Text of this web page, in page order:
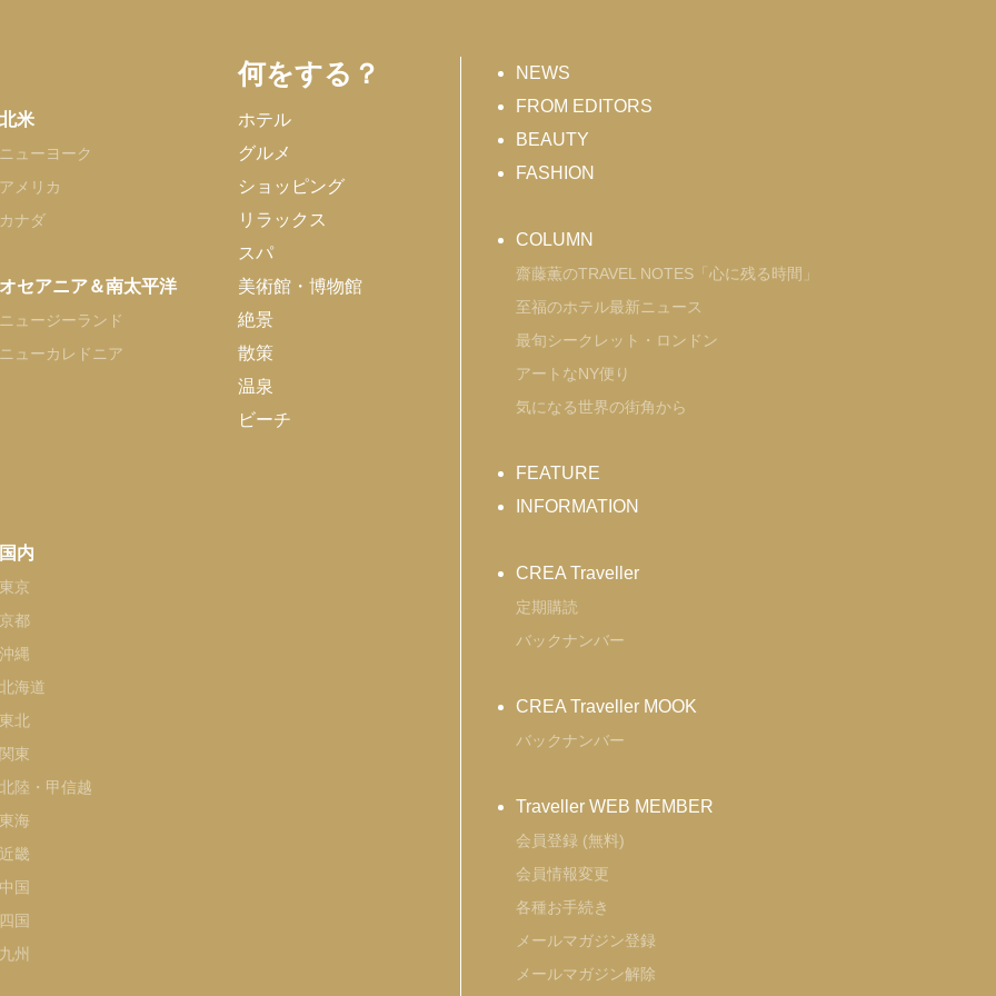
北米
ニューヨーク
アメリカ
カナダ
オセアニア＆南太平洋
ニュージーランド
ニューカレドニア
国内
東京
京都
沖縄
北海道
東北
関東
北陸・甲信越
東海
近畿
中国
四国
九州
何をする？
ホテル
グルメ
ショッピング
リラックス
スパ
美術館・博物館
絶景
散策
温泉
ビーチ
NEWS
FROM EDITORS
BEAUTY
FASHION
COLUMN
齋藤薫のTRAVEL NOTES「心に残る時間」
至福のホテル最新ニュース
最旬シークレット・ロンドン
アートなNY便り
気になる世界の街角から
FEATURE
INFORMATION
CREA Traveller
定期購読
バックナンバー
CREA Traveller MOOK
バックナンバー
Traveller WEB MEMBER
会員登録 (無料)
会員情報変更
各種お手続き
メールマガジン登録
メールマガジン解除